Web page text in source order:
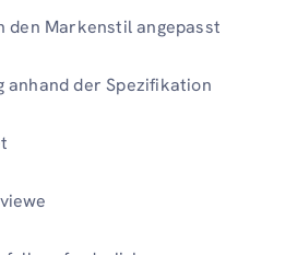
den Markenstil angepasst
anhand der Spezifikation